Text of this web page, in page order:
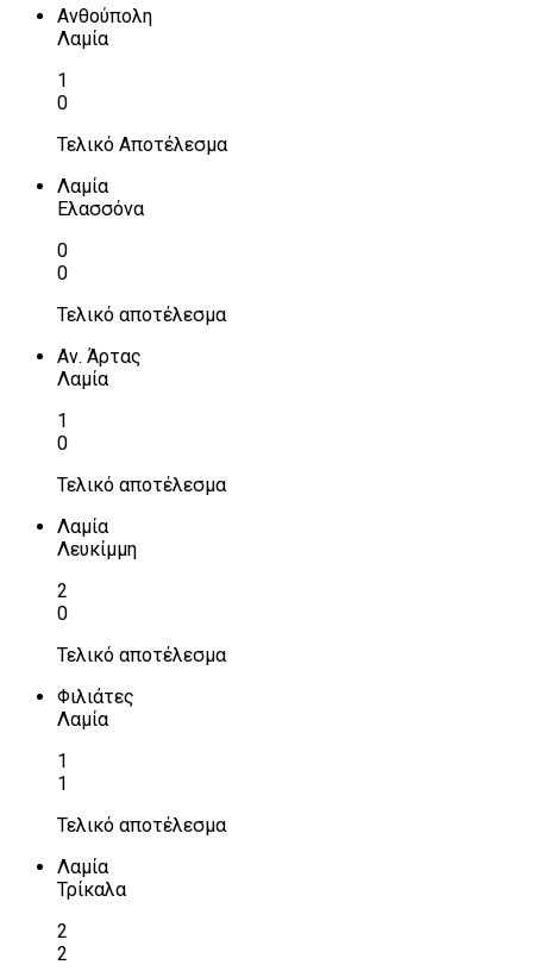
Ανθούπολη
Λαμία
1
0
Τελικό Αποτέλεσμα
Λαμία
Ελασσόνα
0
0
Τελικό αποτέλεσμα
Αν. Άρτας
Λαμία
1
0
Τελικό αποτέλεσμα
Λαμία
Λευκίμμη
2
0
Τελικό αποτέλεσμα
Φιλιάτες
Λαμία
1
1
Τελικό αποτέλεσμα
Λαμία
Τρίκαλα
2
2